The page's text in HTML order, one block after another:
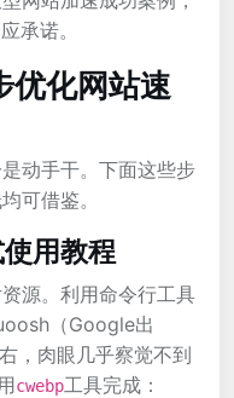
承诺。
优化网站速
动手干。下面这些步
可借鉴。
用教程
源。利用命令行工具
（Google出
，肉眼几乎察觉不到
cwebp工具完成：